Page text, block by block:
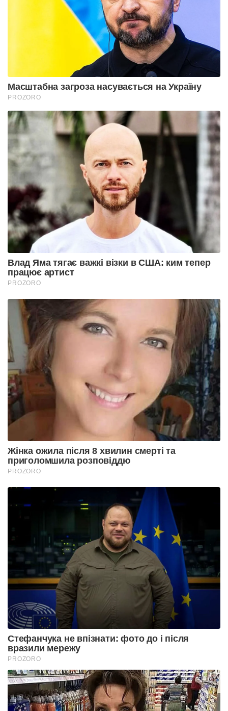
Масштабна загроза насувається на Україну
PROZORO
Влад Яма тягає важкі візки в США: ким тепер
працює артист
PROZORO
Жінка ожила після 8 хвилин смерті та
приголомшила розповіддю
PROZORO
Стефанчука не впізнати: фото до і після
вразили мережу
PROZORO